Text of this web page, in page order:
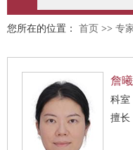
您所在的位置： 首页 >> 专
詹曦
科室